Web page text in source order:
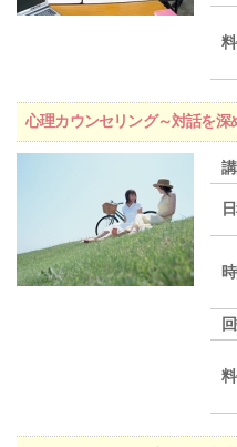
心理カウンセリング～対話を